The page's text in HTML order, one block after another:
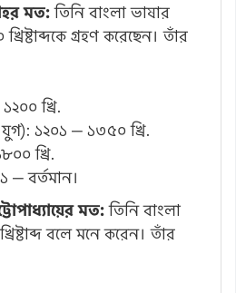
মত:তিনি বাংলা ভাষার
গ্রহণ করেছেন। তাঁর
খ্রি.
১২০১ — ১৩৫০ খ্রি.
খ্রি.
বর্তমান।
মত:তিনি বাংলা
বলে মনে করেন। তাঁর